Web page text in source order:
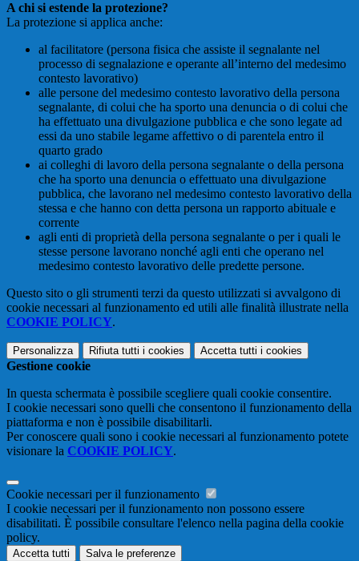
A chi si estende la protezione?
La protezione si applica anche:
al facilitatore (persona fisica che assiste il segnalante nel
processo di segnalazione e operante all’interno del medesimo
contesto lavorativo)
alle persone del medesimo contesto lavorativo della persona
segnalante, di colui che ha sporto una denuncia o di colui che
ha effettuato una divulgazione pubblica e che sono legate ad
essi da uno stabile legame affettivo o di parentela entro il
quarto grado
ai colleghi di lavoro della persona segnalante o della persona
che ha sporto una denuncia o effettuato una divulgazione
pubblica, che lavorano nel medesimo contesto lavorativo della
stessa e che hanno con detta persona un rapporto abituale e
corrente
agli enti di proprietà della persona segnalante o per i quali le
stesse persone lavorano nonché agli enti che operano nel
medesimo contesto lavorativo delle predette persone.
Questo sito o gli strumenti terzi da questo utilizzati si avvalgono di
cookie necessari al funzionamento ed utili alle finalità illustrate nella
COOKIE POLICY.
Personalizza Rifiuta tutti i cookies Accetta tutti i cookies
Gestione cookie
In questa schermata è possibile scegliere quali cookie consentire.
I cookie necessari sono quelli che consentono il funzionamento della
piattaforma e non è possibile disabilitarli.
Per conoscere quali sono i cookie necessari al funzionamento potete
visionare la COOKIE POLICY.
Cookie necessari per il funzionamento
I cookie necessari per il funzionamento non possono essere
disabilitati. È possibile consultare l'elenco nella pagina della cookie
policy.
Accetta tutti Salva le preferenze